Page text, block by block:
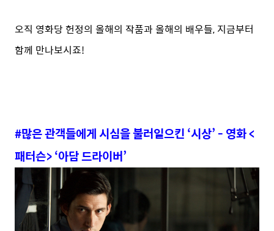
오직 영화당 헌정의 올해의 작품과 올해의 배우들, 지금부터
함께 만나보시죠!
#많은 관객들에게 시심을 불러일으킨 ‘시상’ - 영화 <
패터슨> ‘아담 드라이버’